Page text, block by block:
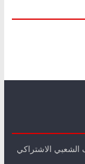
الاشتراكي